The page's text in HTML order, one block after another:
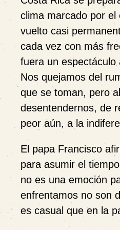
clima marcado por el
vuelto casi
cada vez con más
fuera un
Nos quejamos del
que se toman, pero
desentendernos, de
peor aún, a la
El papa Francisco
para asumir el
no es una emoción
enfrentamos no son
es casual que en la